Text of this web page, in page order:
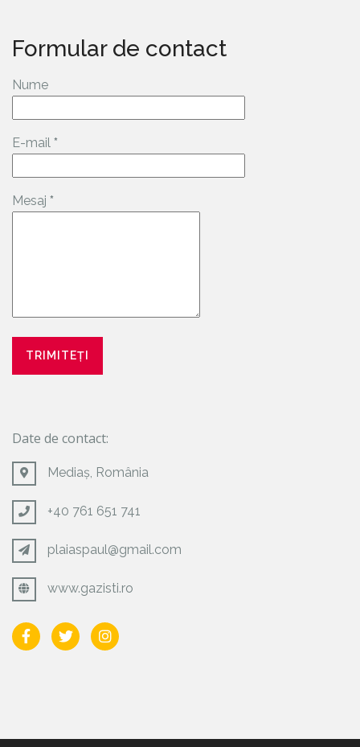
Formular de contact
Nume
E-mail *
Mesaj *
Date de contact:
Mediaș, România
+40 761 651 741
plaiaspaul@gmail.com
www.gazisti.ro